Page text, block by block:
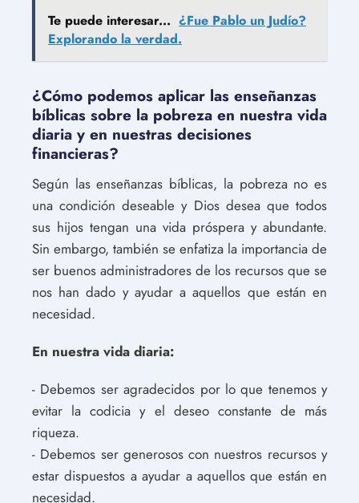
Te puede interesar... ¿Fue Pablo un Judío?
Explorando la verdad.
¿Cómo podemos aplicar las enseñanzas
bíblicas sobre la pobreza en nuestra vida
diaria y en nuestras decisiones
financieras?
Según las enseñanzas bíblicas, la pobreza no es
una condición deseable y Dios desea que todos
sus hijos tengan una vida próspera y abundante.
Sin embargo, también se enfatiza la importancia de
ser buenos administradores de los recursos que se
nos han dado y ayudar a aquellos que están en
necesidad.
En nuestra vida diaria:
- Debemos ser agradecidos por lo que tenemos y
evitar la codicia y el deseo constante de más
riqueza.
- Debemos ser generosos con nuestros recursos y
estar dispuestos a ayudar a aquellos que están en
necesidad.